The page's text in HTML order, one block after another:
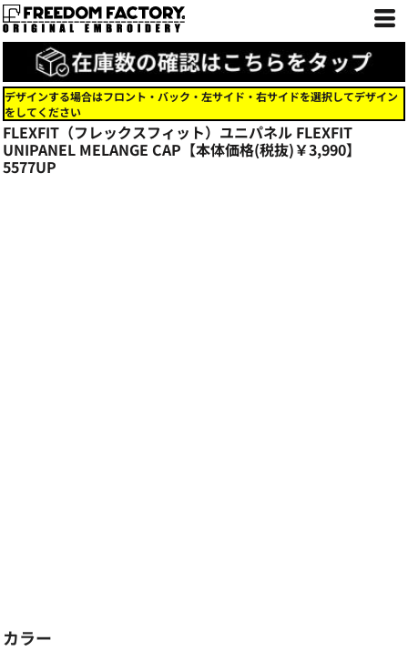
デザインする場合はフロント・バック・左サイド・右サイドを選択してデザイン
をしてください
FLEXFIT（フレックスフィット）ユニパネル FLEXFIT
UNIPANEL MELANGE CAP【本体価格(税抜)￥3,990】
5577UP
カラー